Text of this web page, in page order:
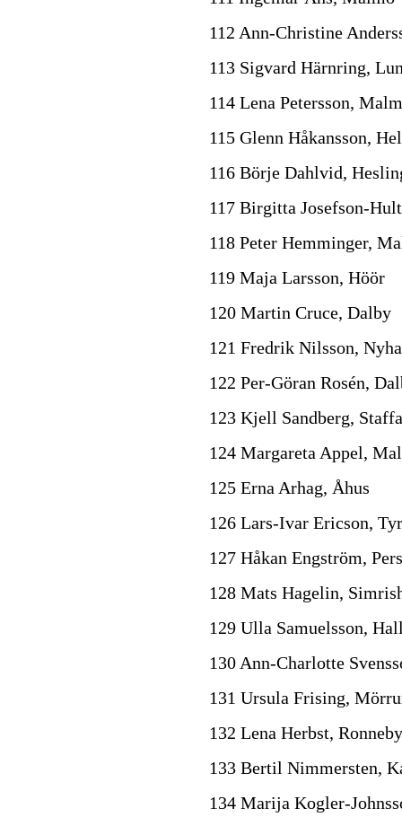
112 Ann-Christine
113 Sigvard Härnring,
114 Lena Petersson,
115 Glenn Håkansson,
116 Börje Dahlvid,
117 Birgitta Josefson-
118 Peter Hemminger,
119 Maja Larsson, Höör
120 Martin Cruce, Dalby
121 Fredrik Nilsson,
122 Per-Göran Rosén,
123 Kjell Sandberg,
124 Margareta Appel,
125 Erna Arhag, Åhus
126 Lars-Ivar Ericson,
127 Håkan Engström,
128 Mats Hagelin,
129 Ulla Samuelsson,
130 Ann-Charlotte
131 Ursula Frising,
132 Lena Herbst, Ronneby
133 Bertil Nimmersten,
134 Marija Kogler-